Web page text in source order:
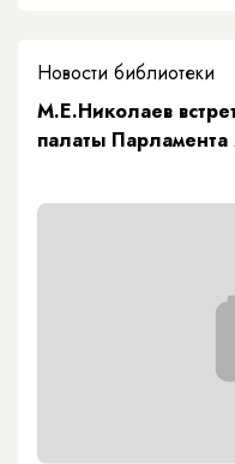
Новости библиотеки
М.Е.Николаев встретился со
палаты